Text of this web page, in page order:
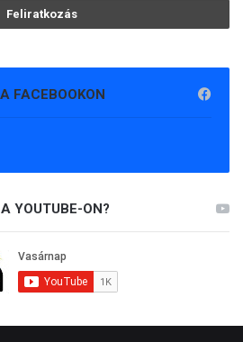
FACEBOOKON
YOUTUBE-ON?